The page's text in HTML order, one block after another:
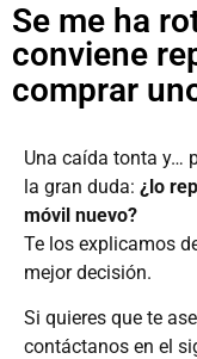
Se me ha
conviene
comprar
Una caída tonta y…
la gran duda: ¿lo
móvil nuevo?
Te los explicamos
mejor decisión.
Si quieres que te
contáctanos en el